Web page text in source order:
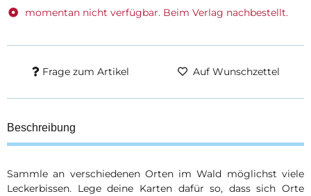
momentan nicht verfügbar. Beim Verlag nachbestellt.
Frage zum Artikel Auf Wunschzettel
Beschreibung
Sammle an verschiedenen Orten im Wald möglichst viele
Leckerbissen. Lege deine Karten dafür so, dass sich Orte